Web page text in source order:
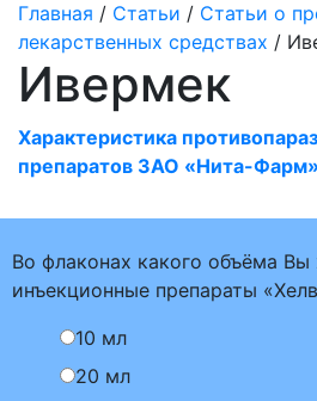
Главная / Статьи / Статьи о
лекарственных средствах /
Ивермек
Характеристика
препаратов ЗАО «Нита-Фарм»
Во флаконах какого объёма Вы
инъекционные препараты
10 мл
20 мл